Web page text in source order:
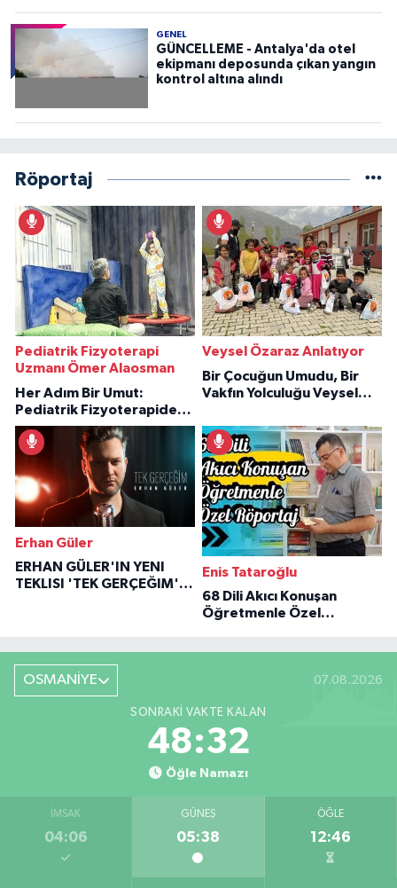
GENEL
GÜNCELLEME - Antalya'da otel
ekipmanı deposunda çıkan yangın
kontrol altına alındı
Röportaj
Pediatrik Fizyoterapi
Uzmanı Ömer Alaosman
Her Adım Bir Umut:
Pediatrik Fizyoterapiden
İlham Veren Hikâyeler
Veysel Özaraz Anlatıyor
Bir Çocuğun Umudu, Bir
Vakfın Yolculuğu Veysel
Erhan Güler
ERHAN GÜLER'IN YENI
TEKLISI 'TEK GERÇEĞIM'LE
Enis Tataroğlu
68 Dili Akıcı Konuşan
Öğretmenle Özel
OSMANİYE 07.08.2026
SONRAKI VAKTE KALAN
48:31
Öğle Namazı
İMSAK
04:06
GÜNEŞ
05:38
ÖĞLE
12:46